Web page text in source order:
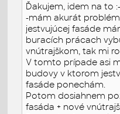
Ďakujem, idem na to
-mám akurát
jestvujúcej fasáde
buracích prácach
vnútrajškom, tak mi
V tomto prípade asi
budovy v ktorom
fasáde ponechám.
Potom dosiahnem
fasáda + nové